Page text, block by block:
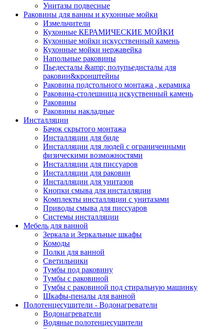
Унитазы подвесные
Раковины для ванны и кухонные мойки
Измельчители
Кухонные КЕРАМИЧЕСКИЕ МОЙКИ
Кухонные мойки искусственный камень
Кухонные мойки нержавейка
Напольные раковины
Пьедесталы &amp; полупьедисталы для
раковин&кронштейны
Раковина подстольного монтажа , керамика
Раковина-столешница искуственный камень
Раковины
Раковины накладные
Инсталляции
Бачок скрытого монтажа
Инсталляции для биде
Инсталляции для людей с ограниченными
физическими возможностями
Инсталляции для писсуаров
Инсталляции для раковин
Инсталляции для унитазов
Кнопки смыва для инсталляции
Комплекты инсталляции с унитазами
Приводы смыва для писсуаров
Системы инсталляции
Мебель для ванной
Зеркала и Зеркальные шкафы
Комоды
Полки для ванной
Светильники
Тумбы под раковину
Тумбы с раковиной
Тумбы с раковиной под стиральную машинку
Шкафы-пеналы для ванной
Полотенцесушители - Водонагреватели
Водонагреватели
Водяные полотенцесушители